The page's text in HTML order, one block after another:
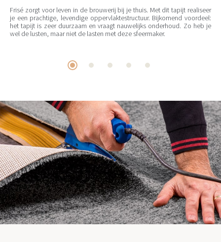
Frisé zorgt voor leven in de brouwerij bij je thuis. Met dit tapijt realiseer
je een prachtige, levendige oppervlaktestructuur. Bijkomend voordeel:
het tapijt is zeer duurzaam en vraagt nauwelijks onderhoud. Zo heb je
wel de lusten, maar niet de lasten met deze sfeermaker.